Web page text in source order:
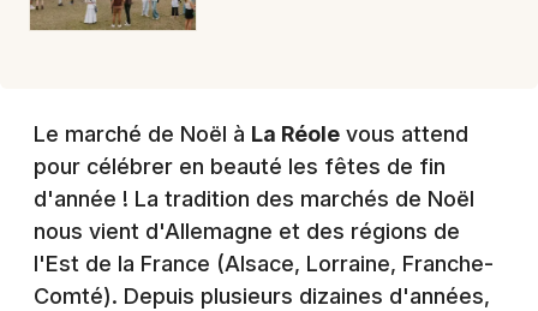
Le marché de Noël à La Réole vous attend
pour célébrer en beauté les fêtes de fin
d'année ! La tradition des marchés de Noël
nous vient d'Allemagne et des régions de
l'Est de la France (Alsace, Lorraine, Franche-
Comté). Depuis plusieurs dizaines d'années,